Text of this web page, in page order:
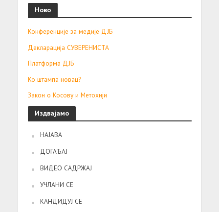
Ново
Конференције за медије ДЈБ
Декларација СУВЕРЕНИСТА
Платформа ДЈБ
Ко штампа новац?
Закон о Косову и Метохији
Издвајамо
НАЈАВА
ДОГАЂАЈ
ВИДЕО САДРЖАЈ
УЧЛАНИ СЕ
КАНДИДУЈ СЕ